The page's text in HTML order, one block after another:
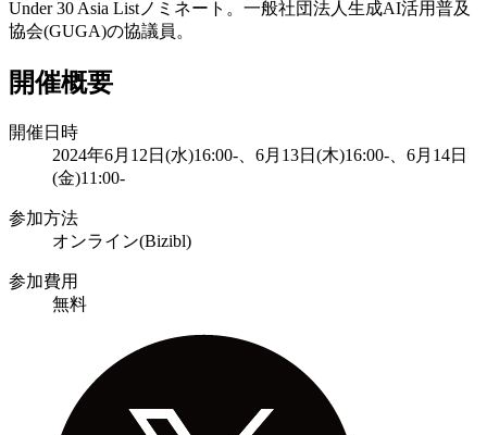
Under 30 Asia Listノミネート。一般社団法人生成AI活用普及
協会(GUGA)の協議員。
開催概要
開催日時
2024年6月12日(水)16:00-、6月13日(木)16:00-、6月14日
(金)11:00-
参加方法
オンライン(Bizibl)
参加費用
無料